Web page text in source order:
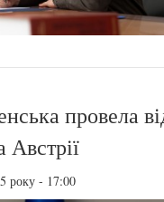
провела
Австрії
року - 17:00